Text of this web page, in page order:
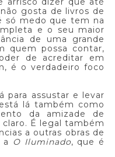
gosta de livros de
só medo que tem na
e o seu maior
de uma grande
quem possa contar,
de acreditar em
é o verdadeiro foco
para assustar e levar
lá também como
da amizade de
É legal também
a outras obras de
a O Iluminado, que é